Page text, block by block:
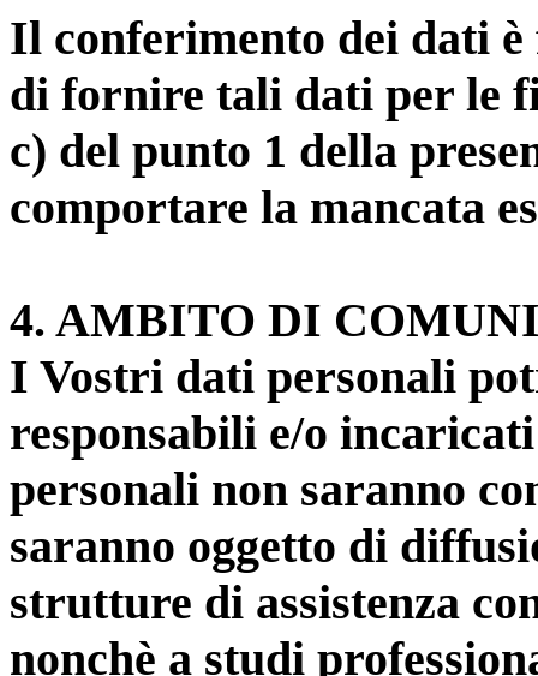
Il conferimento dei dati
di fornire tali dati per le
c) del punto 1 della
comportare la mancata
4. AMBITO DI
I Vostri dati personali
responsabili e/o
personali non saranno
saranno oggetto di
strutture di assistenza
nonchè a studi